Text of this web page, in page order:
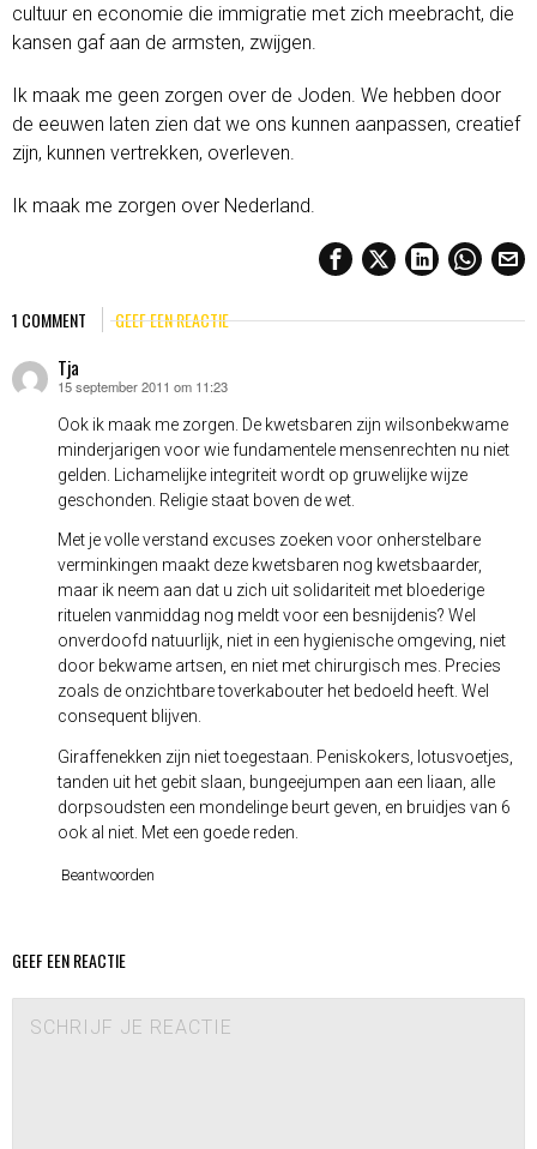
cultuur en economie die immigratie met zich meebracht, die
kansen gaf aan de armsten, zwijgen.
Ik maak me geen zorgen over de Joden. We hebben door
de eeuwen laten zien dat we ons kunnen aanpassen, creatief
zijn, kunnen vertrekken, overleven.
Ik maak me zorgen over Nederland.
1 COMMENT GEEF EEN REACTIE
Tja
schreef:
15 september 2011 om 11:23
Ook ik maak me zorgen. De kwetsbaren zijn wilsonbekwame
minderjarigen voor wie fundamentele mensenrechten nu niet
gelden. Lichamelijke integriteit wordt op gruwelijke wijze
geschonden. Religie staat boven de wet.
Met je volle verstand excuses zoeken voor onherstelbare
verminkingen maakt deze kwetsbaren nog kwetsbaarder,
maar ik neem aan dat u zich uit solidariteit met bloederige
rituelen vanmiddag nog meldt voor een besnijdenis? Wel
onverdoofd natuurlijk, niet in een hygienische omgeving, niet
door bekwame artsen, en niet met chirurgisch mes. Precies
zoals de onzichtbare toverkabouter het bedoeld heeft. Wel
consequent blijven.
Giraffenekken zijn niet toegestaan. Peniskokers, lotusvoetjes,
tanden uit het gebit slaan, bungeejumpen aan een liaan, alle
dorpsoudsten een mondelinge beurt geven, en bruidjes van 6
ook al niet. Met een goede reden.
Beantwoorden
GEEF EEN REACTIE